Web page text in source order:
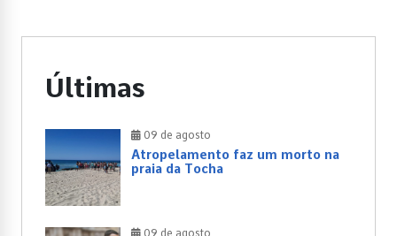
Últimas
09 de agosto
Atropelamento faz um morto na
praia da Tocha